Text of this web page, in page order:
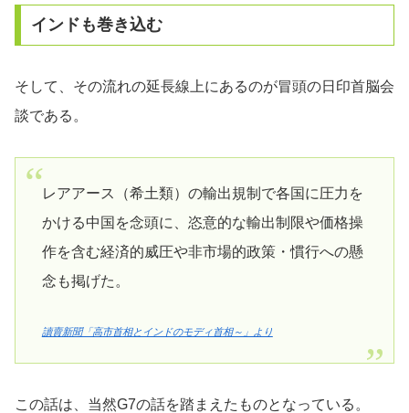
インドも巻き込む
そして、その流れの延長線上にあるのが冒頭の日印首脳会
談である。
レアアース（希土類）の輸出規制で各国に圧力を
かける中国を念頭に、恣意的な輸出制限や価格操
作を含む経済的威圧や非市場的政策・慣行への懸
念も掲げた。
讀賣新聞「高市首相とインドのモディ首相～」より
この話は、当然G7の話を踏まえたものとなっている。